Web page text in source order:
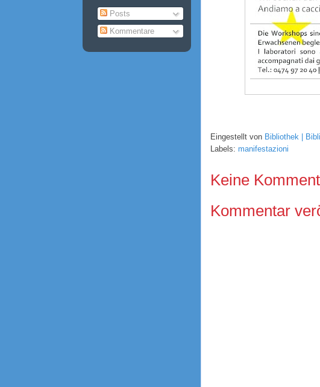
Eingestellt von Bibliothek |
Labels: manifestazioni
Keine
Kommentar
Posts
Kommentare